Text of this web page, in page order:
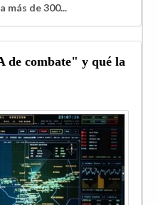
más de 300...
de combate" y qué la